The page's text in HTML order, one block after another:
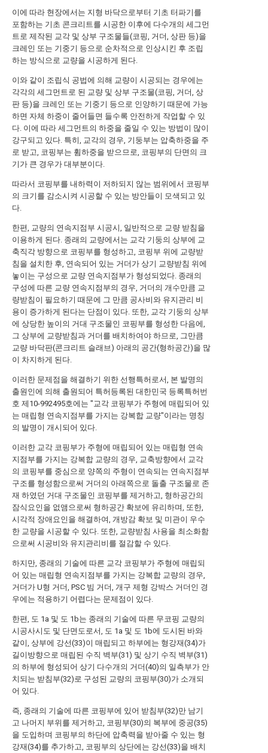
이에 따라 현장에서는 지형 바닥으로부터 기초 터파기를
포함하는 기초 콘크리트를 시공한 이후에 다수개의 세그먼
트로 제작된 교각 및 상부 구조물들(코핑, 거더, 상판 등)을
크레인 또는 기중기 등으로 순차적으로 인상시킨 후 조립
하는 방식으로 교량을 시공하게 된다.
이와 같이 조립식 공법에 의해 교량이 시공되는 경우에는
각각의 세그먼트로 된 교량 및 상부 구조물(코핑, 거더, 상
판 등)을 크레인 또는 기중기 등으로 인양하기 때문에 가능
하면 자체 하중이 줄어들면 들수록 안전하게 작업할 수 있
다. 이에 따라 세그먼트의 하중을 줄일 수 있는 방법이 많이
강구되고 있다. 특히, 교각의 경우, 기둥부는 압축하중을 주
로 받고, 코핑부는 휨하중을 받으므로, 코핑부의 단면의 크
기가 큰 경우가 대부분이다.
따라서 코핑부를 내하력이 저하되지 않는 범위에서 코핑부
의 크기를 감소시켜 시공할 수 있는 방안들이 모색되고 있
다.
한편, 교량의 연속지점부 시공시, 일반적으로 교량 받침을
이용하게 된다. 종래의 교량에서는 교각 기둥의 상부에 교
축직각 방향으로 코핑부를 형성하고, 코핑부 위에 교량받
침을 설치한 후, 연속되어 있는 거더가 상기 교량받침 위에
놓이는 구성으로 교량 연속지점부가 형성되었다. 종래의
구성에 따른 교량 연속지점부의 경우, 거더의 개수만큼 교
량받침이 필요하기 때문에 그 만큼 공사비와 유지관리 비
용이 증가하게 된다는 단점이 있다. 또한, 교각 기둥의 상부
에 상당한 높이의 거대 구조물인 코핑부를 형성한 다음에,
그 상부에 교량받침과 거더를 배치하여야 하므로, 그만큼
교량 바닥판(콘크리트 슬래브) 아래의 공간(형하공간)을 많
이 차지하게 된다.
이러한 문제점을 해결하기 위한 선행특허로서, 본 발명의
출원인에 의해 출원되어 특허등록된 대한민국 등록특허번
호 제10-992495호에는 "교각 코핑부가 주형에 매립되어 있
는 매립형 연속지점부를 가지는 강복합 교량"이라는 명칭
의 발명이 개시되어 있다.
이러한 교각 코핑부가 주형에 매립되어 있는 매립형 연속
지점부를 가지는 강복합 교량의 경우, 교축방향에서 교각
의 코핑부를 중심으로 양쪽의 주형이 연속되는 연속지점부
구조를 형성함으로써 거더의 아래쪽으로 돌출 구조물로 존
재 하였던 거대 구조물인 코핑부를 제거하고, 형하공간의
잠식요인을 없앰으로써 형하공간 확보에 유리하며, 또한,
시각적 장애요인을 해결하여, 개방감 확보 및 미관이 우수
한 교량을 시공할 수 있다. 또한, 교량받침 사용을 최소화함
으로써 시공비와 유지관리비를 절감할 수 있다.
하지만, 종래의 기술에 따른 교각 코핑부가 주형에 매립되
어 있는 매립형 연속지점부를 가지는 강복합 교량의 경우,
거더가 U형 거더, PSC 빔 거더, 개구 제형 강박스 거더인 경
우에는 적용하기 어렵다는 문제점이 있다.
한편, 도 1a 및 도 1b는 종래의 기술에 따른 무코핑 교량의
시공사시도 및 단면도로서, 도 1a 및 도 1b에 도시된 바와
같이, 상부에 강선(33)이 매립되고 하부에는 형강재(34)가
길이방향으로 매립된 수직 벽부(31) 및 상기 수직 벽부(31)
의 하부에 형성되어 상기 다수개의 거더(40)의 일측부가 안
치되는 받침부(32)로 구성된 교량의 코핑부(30)가 소개되
어 있다.
즉, 종래의 기술에 따른 코핑부에 있어 받침부(32)만 남기
고 나머지 부위를 제거하고, 코핑부(30)의 복부에 중공(35)
을 도입하며 코핑부의 하단에 압축력을 받아줄 수 있는 형
강재(34)를 추가하고, 코핑부의 상단에는 강선(33)을 배치